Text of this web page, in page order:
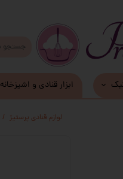
ابزار قنادی و اشپزخانه
لوازم قنادی پرستیژ